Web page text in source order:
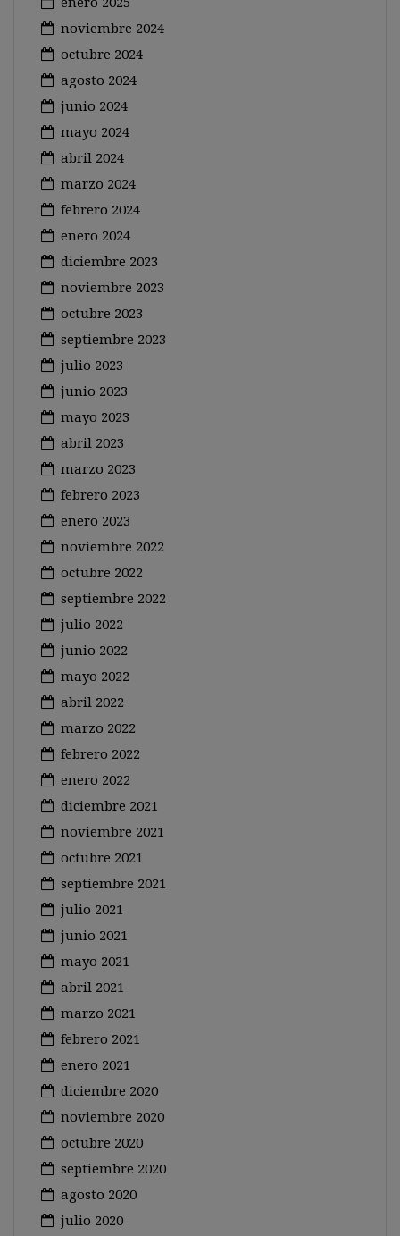
noviembre 2024
octubre 2024
agosto 2024
junio 2024
mayo 2024
abril 2024
marzo 2024
febrero 2024
enero 2024
diciembre 2023
noviembre 2023
octubre 2023
septiembre 2023
julio 2023
junio 2023
mayo 2023
abril 2023
marzo 2023
febrero 2023
enero 2023
noviembre 2022
octubre 2022
septiembre 2022
julio 2022
junio 2022
mayo 2022
abril 2022
marzo 2022
febrero 2022
enero 2022
diciembre 2021
noviembre 2021
octubre 2021
septiembre 2021
julio 2021
junio 2021
mayo 2021
abril 2021
marzo 2021
febrero 2021
enero 2021
diciembre 2020
noviembre 2020
octubre 2020
septiembre 2020
agosto 2020
julio 2020